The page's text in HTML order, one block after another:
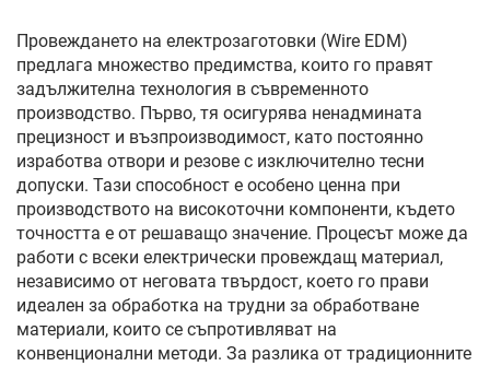
Провеждането на електрозаготовки (Wire EDM)
предлага множество предимства, които го правят
задължителна технология в съвременното
производство. Първо, тя осигурява ненадмината
прецизност и възпроизводимост, като постоянно
изработва отвори и резове с изключително тесни
допуски. Тази способност е особено ценна при
производството на високоточни компоненти, където
точността е от решаващо значение. Процесът може да
работи с всеки електрически провеждащ материал,
независимо от неговата твърдост, което го прави
идеален за обработка на трудни за обработване
материали, които се съпротивляват на
конвенционални методи. За разлика от традиционните